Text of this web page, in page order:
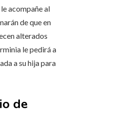
acompañe al
de que en
alterados
le pedirá a
a su hija para
de